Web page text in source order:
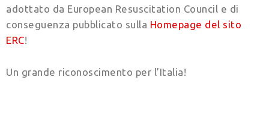
adottato da European Resuscitation Council e di
conseguenza pubblicato sulla Homepage del sito
ERC!
Un grande riconoscimento per l’Italia!